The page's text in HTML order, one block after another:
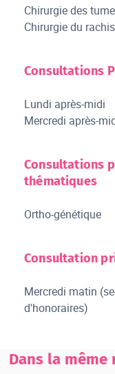
Chirurgie des
Chirurgie du rachis
Consultations
Lundi après-midi
Mercredi après-
Consultations
thématiques
Ortho-génétique
Consultation
Mercredi matin
d'honoraires)
Dans la